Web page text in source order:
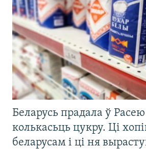
Беларусь прадала ў
колькасьць цукру. Ці
беларусам і ці ня